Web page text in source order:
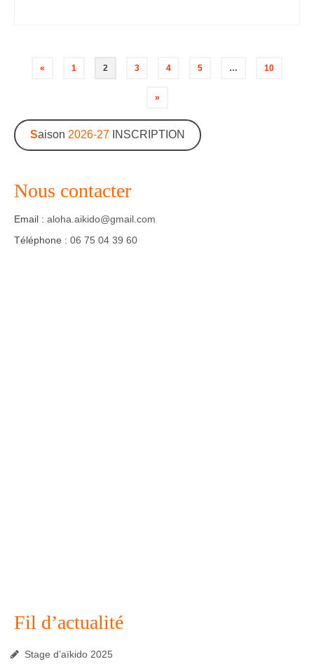
Navigation
articles
« 1 2 3 4 5 … 10
»
Saison 2026-27INSCRIPTION
Nous contacter
Email : aloha.aikido@gmail.com
Téléphone : 06 75 04 39 60
Fil d’actualité
Stage d’aïkido 2025